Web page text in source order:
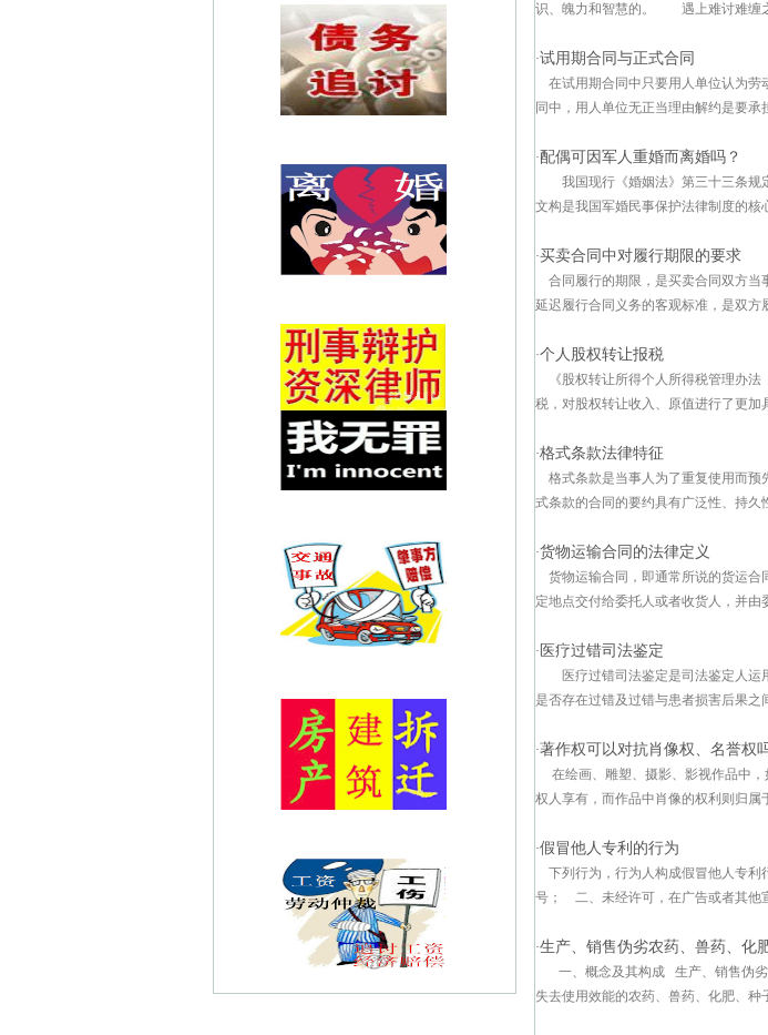
识、魄力和智慧的。 遇上难讨难缠之
·试用期合同与正式合同
在试用期合同中只要用人单位认为
同中，用人单位无正当理由解约是要
·配偶可因军人重婚而离婚吗？
我国现行《婚姻法》第三十三条规
文构是我国军婚民事保护法律制度的核
·买卖合同中对履行期限的要求
合同履行的期限，是买卖合同双方
延迟履行合同义务的客观标准，是双
·个人股权转让报税
《股权转让所得个人所得税管理办
税，对股权转让收入、原值进行了更
·格式条款法律特征
格式条款是当事人为了重复使用而
式条款的合同的要约具有广泛性、持
·货物运输合同的法律定义
货物运输合同，即通常所说的货运
定地点交付给委托人或者收货人，并
· 医疗过错司法鉴定
医疗过错司法鉴定是司法鉴定人运
是否存在过错及过错与患者损害后果
·著作权可以对抗肖像权、名誉权
在绘画、雕塑、摄影、影视作品中
权人享有，而作品中肖像的权利则归
·假冒他人专利的行为
下列行为，行为人构成假冒他人专
号； 二、未经许可，在广告或者其他
·生产、销售伪劣农药、兽药、化
一、概念及其构成 生产、销售伪
失去使用效能的农药、兽药、化肥、种